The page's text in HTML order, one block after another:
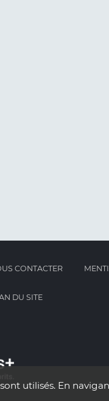
utilisés. En
CONTACTER
DU SITE